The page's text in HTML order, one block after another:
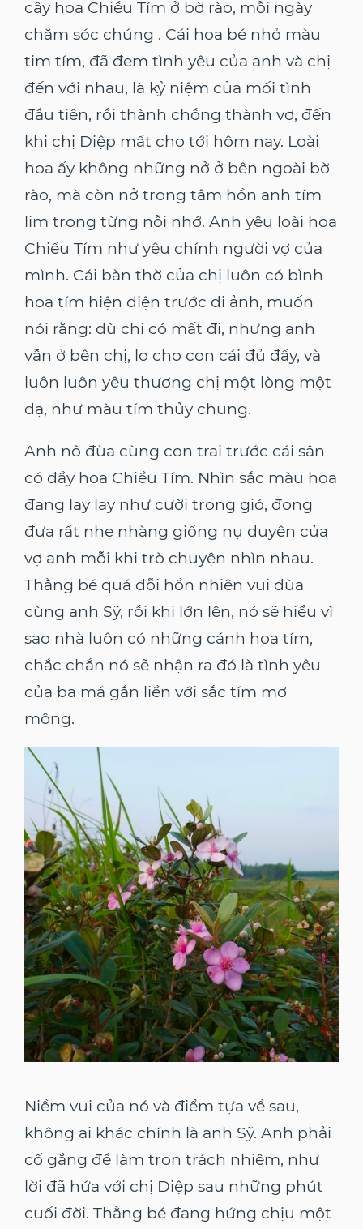
cây hoa Chiều Tím ở bờ rào, mỗi ngày
chăm sóc chúng . Cái hoa bé nhỏ màu
tim tím, đã đem tình yêu của anh và chị
đến với nhau, là kỷ niệm của mối tình
đầu tiên, rồi thành chồng thành vợ, đến
khi chị Diệp mất cho tới hôm nay. Loài
hoa ấy không những nở ở bên ngoài bờ
rào, mà còn nở trong tâm hồn anh tím
lịm trong từng nỗi nhớ. Anh yêu loài hoa
Chiều Tím như yêu chính người vợ của
mình. Cái bàn thờ của chị luôn có bình
hoa tím hiện diện trước di ảnh, muốn
nói rằng: dù chị có mất đi, nhưng anh
vẫn ở bên chị, lo cho con cái đủ đầy, và
luôn luôn yêu thương chị một lòng một
dạ, như màu tím thủy chung.
Anh nô đùa cùng con trai trước cái sân
có đầy hoa Chiều Tím. Nhìn sắc màu hoa
đang lay lay như cười trong gió, đong
đưa rất nhẹ nhàng giống nụ duyên của
vợ anh mỗi khi trò chuyện nhìn nhau.
Thằng bé quá đỗi hồn nhiên vui đùa
cùng anh Sỹ, rồi khi lớn lên, nó sẽ hiểu vì
sao nhà luôn có những cánh hoa tím,
chắc chắn nó sẽ nhận ra đó là tình yêu
của ba má gắn liền với sắc tím mơ
mộng.
Niềm vui của nó và điểm tựa về sau,
không ai khác chính là anh Sỹ. Anh phải
cố gắng để làm trọn trách nhiệm, như
lời đã hứa với chị Diệp sau những phút
cuối đời. Thằng bé đang hứng chịu một